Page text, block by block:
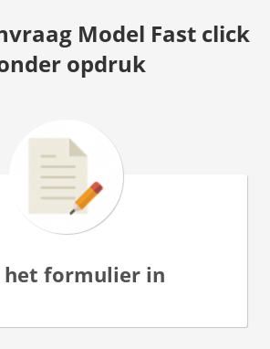
Model Fast click
opdruk
het formulier in